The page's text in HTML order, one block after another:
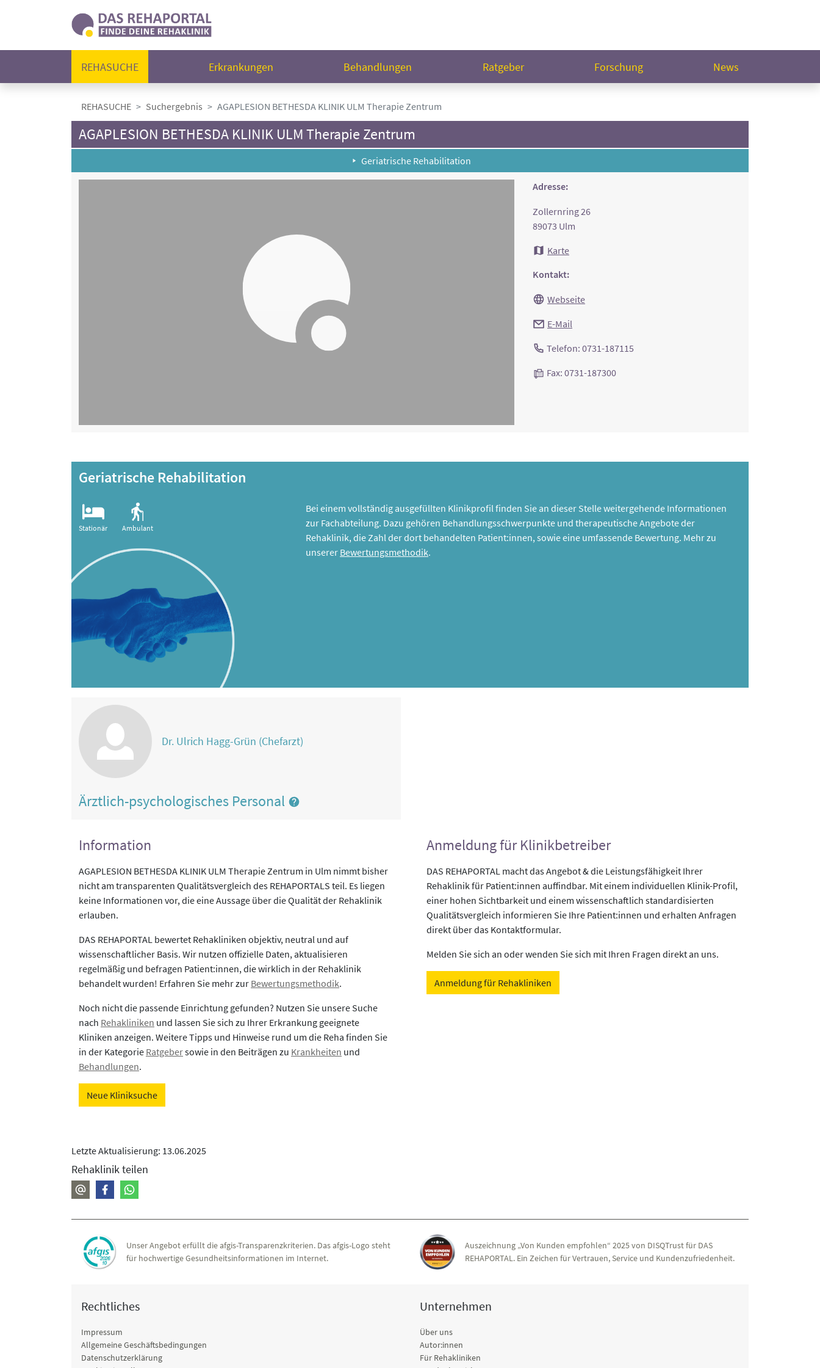
REHASUCHE Erkrankungen Behandlungen Ratgeber Forschung News
REHASUCHE Suchergebnis AGAPLESION BETHESDA KLINIK ULM Therapie Zentrum
AGAPLESION BETHESDA KLINIK ULM Therapie Zentrum
Geriatrische Rehabilitation
Adresse:
Zollernring 26
89073 Ulm
Karte
Kontakt:
Webseite
E-Mail
Telefon: 0731-187115
Fax: 0731-187300
Geriatrische Rehabilitation
Stationär Ambulant
Bei einem vollständig ausgefüllten Klinikprofil finden Sie an dieser Stelle weitergehende Informationen
zur Fachabteilung. Dazu gehören Behandlungsschwerpunkte und therapeutische Angebote der
Rehaklinik, die Zahl der dort behandelten Patient:innen, sowie eine umfassende Bewertung. Mehr zu
unserer Bewertungsmethodik.
Dr. Ulrich Hagg-Grün (Chefarzt)
Ärztlich-psychologisches Personal
Information
AGAPLESION BETHESDA KLINIK ULM Therapie Zentrum in Ulm nimmt bisher
nicht am transparenten Qualitätsvergleich des REHAPORTALS teil. Es liegen
keine Informationen vor, die eine Aussage über die Qualität der Rehaklinik
erlauben.
DAS REHAPORTAL bewertet Rehakliniken objektiv, neutral und auf
wissenschaftlicher Basis. Wir nutzen offizielle Daten, aktualisieren
regelmäßig und befragen Patient:innen, die wirklich in der Rehaklinik
behandelt wurden! Erfahren Sie mehr zur Bewertungsmethodik.
Noch nicht die passende Einrichtung gefunden? Nutzen Sie unsere Suche
nach Rehakliniken und lassen Sie sich zu Ihrer Erkrankung geeignete
Kliniken anzeigen. Weitere Tipps und Hinweise rund um die Reha finden Sie
in der Kategorie Ratgebersowie in den Beiträgen zu Krankheiten und
Behandlungen.
Neue Kliniksuche
Anmeldung für Klinikbetreiber
DAS REHAPORTAL macht das Angebot & die Leistungsfähigkeit Ihrer
Rehaklinik für Patient:innen auffindbar. Mit einem individuellen Klinik-Profil,
einer hohen Sichtbarkeit und einem wissenschaftlich standardisierten
Qualitätsvergleich informieren Sie Ihre Patient:innen und erhalten Anfragen
direkt über das Kontaktformular.
Melden Sie sich an oder wenden Sie sich mit Ihren Fragen direkt an uns.
Anmeldung für Rehakliniken
Letzte Aktualisierung: 13.06.2025
Rehaklinik teilen
Unser Angebot erfüllt die afgis-Transparenzkriterien. Das afgis-Logo steht
für hochwertige Gesundheitsinformationen im Internet.
Auszeichnung „Von Kunden empfohlen“ 2025 von DISQTrust für DAS
REHAPORTAL. Ein Zeichen für Vertrauen, Service und Kundenzufriedenheit.
Rechtliches
Impressum
Allgemeine Geschäftsbedingungen
Datenschutzerklärung
Unternehmen
Über uns
Autor:innen
Für Rehakliniken